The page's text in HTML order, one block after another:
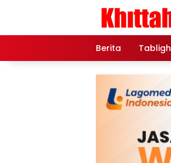
Berita Tabligh